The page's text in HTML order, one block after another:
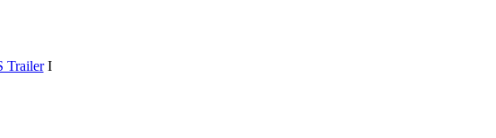
TrailerI